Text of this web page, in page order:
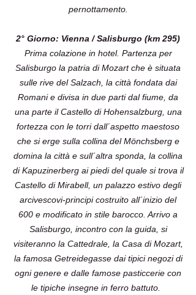
pernottamento.
2° Giorno: Vienna / Salisburgo (km 295)
Prima colazione in hotel. Partenza per
Salisburgo la patria di Mozart che è situata
sulle rive del Salzach, la città fondata dai
Romani e divisa in due parti dal fiume, da
una parte il Castello di Hohensalzburg, una
fortezza con le torri dall´aspetto maestoso
che si erge sulla collina del Mönchsberg e
domina la città e sull´altra sponda, la collina
di Kapuzinerberg ai piedi del quale si trova il
Castello di Mirabell, un palazzo estivo degli
arcivescovi-principi costruito all´inizio del
600 e modificato in stile barocco. Arrivo a
Salisburgo, incontro con la guida, si
visiteranno la Cattedrale, la Casa di Mozart,
la famosa Getreidegasse dai tipici negozi di
ogni genere e dalle famose pasticcerie con
le tipiche insegne in ferro battuto.